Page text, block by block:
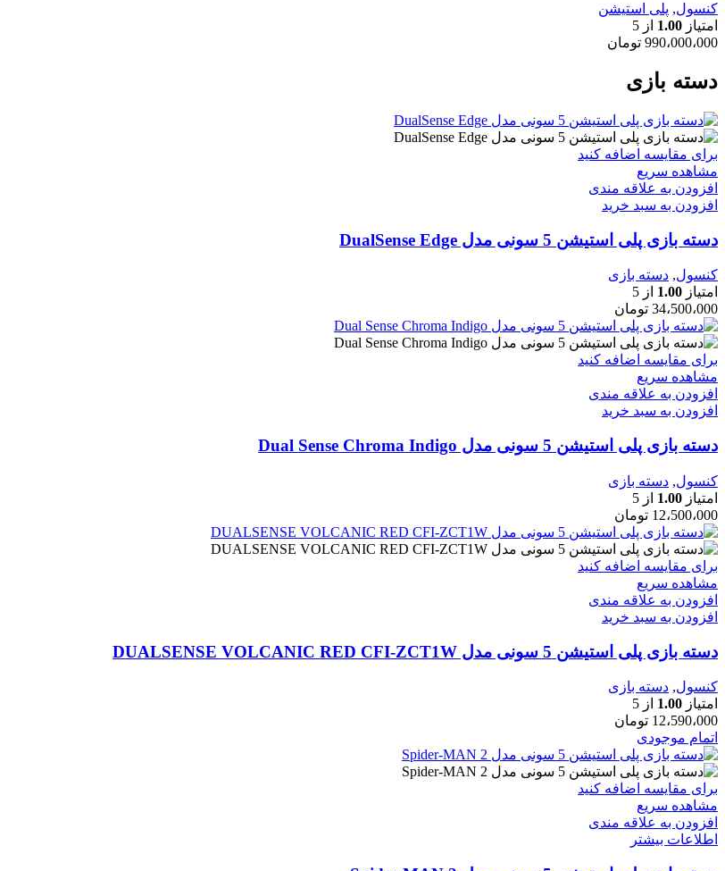
کنسول, پلی استیشن
امتیاز 1.00 از 5
990،000،000 تومان
دسته بازی
برای مقایسه اضافه کنید
مشاهده سریع
افزودن به علاقه مندی
افزودن به سبد خرید
دسته بازی پلی استیشن 5 سونی مدل DualSense Edge
کنسول, دسته بازی
امتیاز 1.00 از 5
34،500،000 تومان
برای مقایسه اضافه کنید
مشاهده سریع
افزودن به علاقه مندی
افزودن به سبد خرید
دسته بازی پلی استیشن 5 سونی مدل Dual Sense Chroma Indigo
کنسول, دسته بازی
امتیاز 1.00 از 5
12،500،000 تومان
برای مقایسه اضافه کنید
مشاهده سریع
افزودن به علاقه مندی
افزودن به سبد خرید
دسته بازی پلی استیشن 5 سونی مدل DUALSENSE VOLCANIC RED CFI-ZCT1W
کنسول, دسته بازی
امتیاز 1.00 از 5
12،590،000 تومان
اتمام موجودی
برای مقایسه اضافه کنید
مشاهده سریع
افزودن به علاقه مندی
اطلاعات بیشتر